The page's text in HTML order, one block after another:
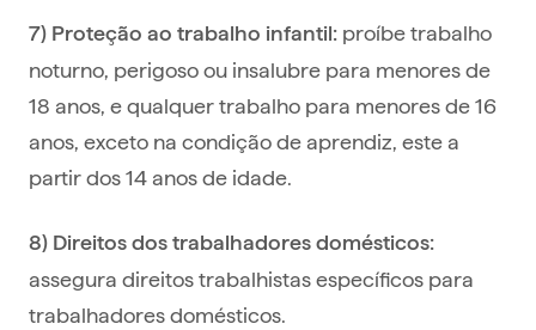
7) Proteção ao trabalho infantil: proíbe trabalho
noturno, perigoso ou insalubre para menores de
18 anos, e qualquer trabalho para menores de 16
anos, exceto na condição de aprendiz, este a
partir dos 14 anos de idade.
8) Direitos dos trabalhadores domésticos:
assegura direitos trabalhistas específicos para
trabalhadores domésticos.